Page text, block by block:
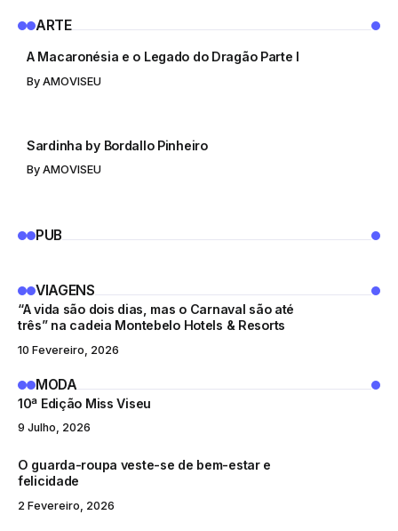
ARTE
A Macaronésia e o Legado do Dragão Parte I
By AMOVISEU
Sardinha by Bordallo Pinheiro
By AMOVISEU
PUB
VIAGENS
“A vida são dois dias, mas o Carnaval são até
três” na cadeia Montebelo Hotels & Resorts
10 Fevereiro, 2026
MODA
10ª Edição Miss Viseu
9 Julho, 2026
O guarda-roupa veste-se de bem-estar e
felicidade
2 Fevereiro, 2026